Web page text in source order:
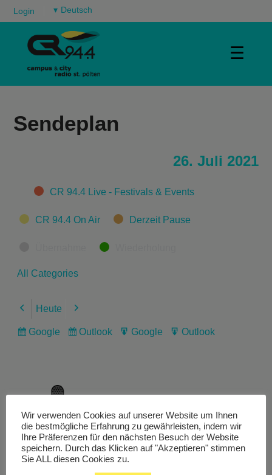
Login ▾
☰
Sendeplan
26. Juli 2021
CategoriesCR 94.4 Live - Festivals & Events
CR 94.4 On Air Derzeit Pause
All Categories
Previous
Heute Next
Subscribe
Google
Subscribe
Outlook
Export
Google
Export
Outlook
Livestream
Studiochat
Wir verwenden Cookies auf unserer Website um Ihnen
die bestmögliche Erfahrung zu gewährleisten, indem wir
Ihre Präferenzen für den nächsten Besuch der Website
speichern. Durch das Klicken auf "Akzeptieren" stimmen
Sie ALL diesen Cookies zu.